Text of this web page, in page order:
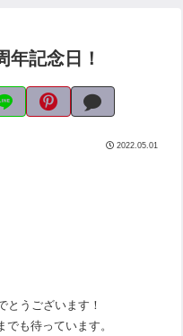
年記念日！
2022.05.01
とうございます！
も待っています。